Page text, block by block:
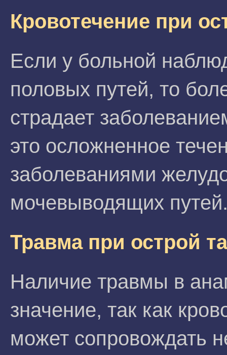
Кровотечение при
Если у больной
половых путей, то
страдает
это осложненное
заболеваниями
мочевыводящих
Травма при острой
Наличие травмы в
значение, так как
может сопровождать